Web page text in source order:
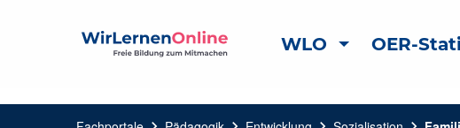
WLO OER-